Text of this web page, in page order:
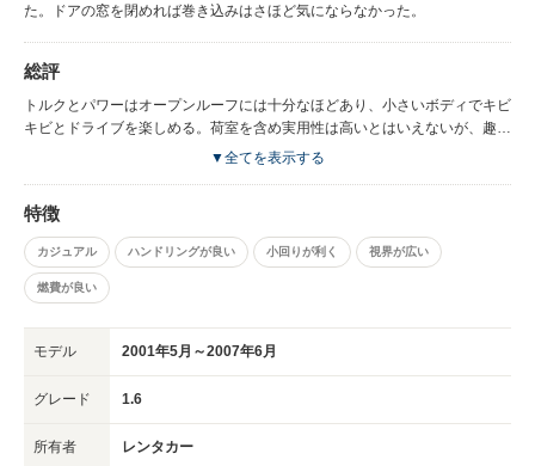
た。ドアの窓を閉めれば巻き込みはさほど気にならなかった。
総評
トルクとパワーはオープンルーフには十分なほどあり、小さいボディでキビ
キビとドライブを楽しめる。荷室を含め実用性は高いとはいえないが、趣味
用の２台目としては素晴らしい車。▼全てを表示する
特徴
カジュアル ハンドリングが良い 小回りが利く 視界が広い
燃費が良い
モデル 2001年5月～2007年6月
グレード 1.6
所有者 レンタカー